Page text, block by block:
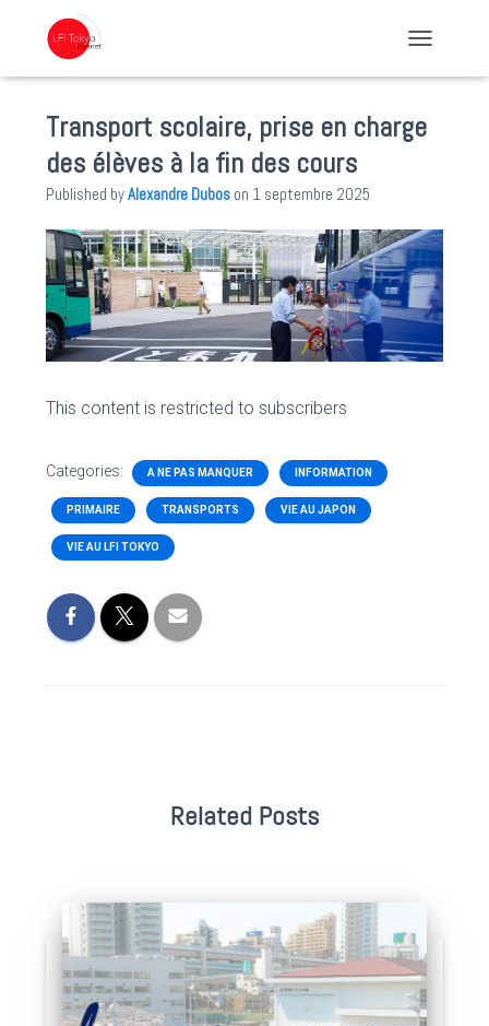
Transport scolaire, prise en charge
des élèves à la fin des cours
Published byAlexandre Dubos on 1 septembre 2025
This content is restricted to subscribers
Categories: A NE PAS MANQUER INFORMATION
PRIMAIRE TRANSPORTS VIE AU JAPON
VIE AU LFI TOKYO
Related Posts